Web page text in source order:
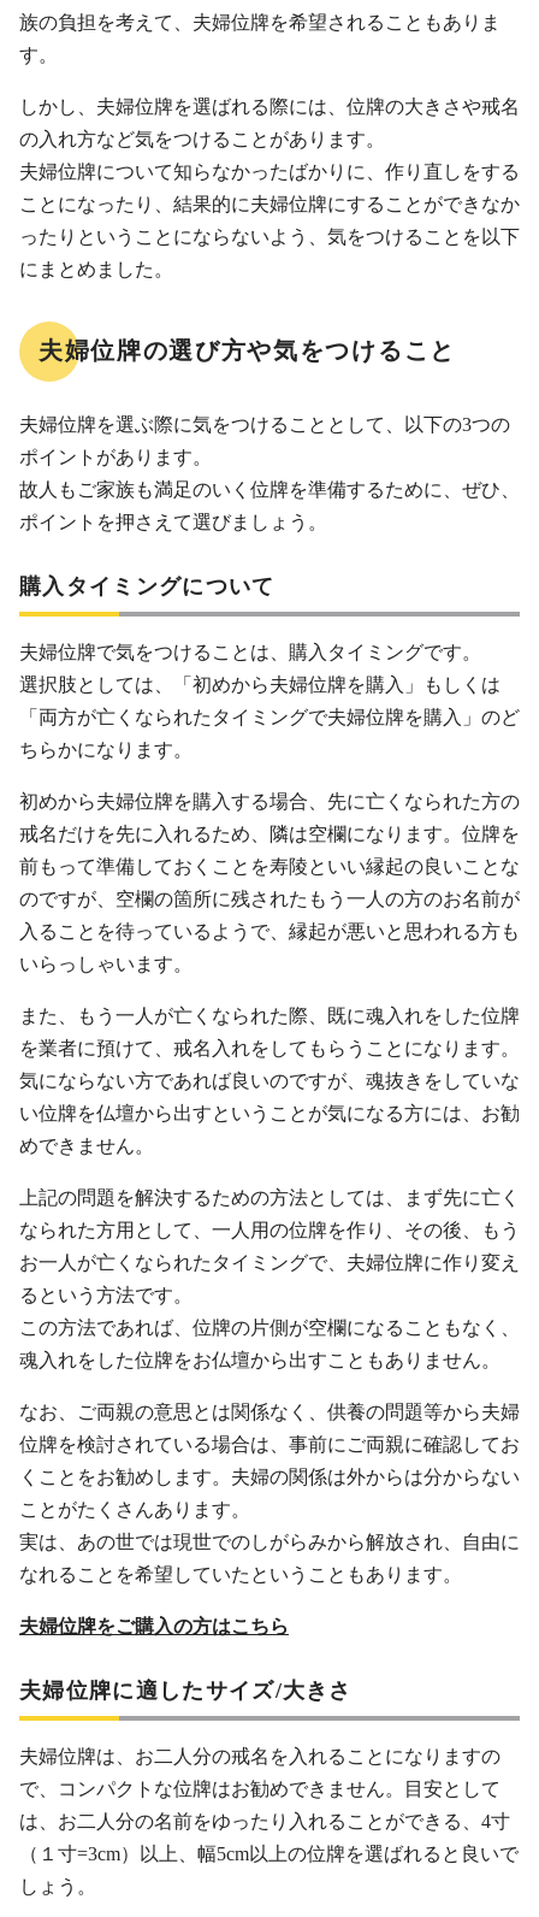
族の負担を考えて、夫婦位牌を希望されることもありま
す。
しかし、夫婦位牌を選ばれる際には、位牌の大きさや戒名
の入れ方など気をつけることがあります。
夫婦位牌について知らなかったばかりに、作り直しをする
ことになったり、結果的に夫婦位牌にすることができなか
ったりということにならないよう、気をつけることを以下
にまとめました。
夫婦位牌の選び方や気をつけること
夫婦位牌を選ぶ際に気をつけることとして、以下の3つの
ポイントがあります。
故人もご家族も満足のいく位牌を準備するために、ぜひ、
ポイントを押さえて選びましょう。
購入タイミングについて
夫婦位牌で気をつけることは、購入タイミングです。
選択肢としては、「初めから夫婦位牌を購入」もしくは
「両方が亡くなられたタイミングで夫婦位牌を購入」のど
ちらかになります。
初めから夫婦位牌を購入する場合、先に亡くなられた方の
戒名だけを先に入れるため、隣は空欄になります。位牌を
前もって準備しておくことを寿陵といい縁起の良いことな
のですが、空欄の箇所に残されたもう一人の方のお名前が
入ることを待っているようで、縁起が悪いと思われる方も
いらっしゃいます。
また、もう一人が亡くなられた際、既に魂入れをした位牌
を業者に預けて、戒名入れをしてもらうことになります。
気にならない方であれば良いのですが、魂抜きをしていな
い位牌を仏壇から出すということが気になる方には、お勧
めできません。
上記の問題を解決するための方法としては、まず先に亡く
なられた方用として、一人用の位牌を作り、その後、もう
お一人が亡くなられたタイミングで、夫婦位牌に作り変え
るという方法です。
この方法であれば、位牌の片側が空欄になることもなく、
魂入れをした位牌をお仏壇から出すこともありません。
なお、ご両親の意思とは関係なく、供養の問題等から夫婦
位牌を検討されている場合は、事前にご両親に確認してお
くことをお勧めします。夫婦の関係は外からは分からない
ことがたくさんあります。
実は、あの世では現世でのしがらみから解放され、自由に
なれることを希望していたということもあります。
夫婦位牌をご購入の方はこちら
夫婦位牌に適したサイズ/大きさ
夫婦位牌は、お二人分の戒名を入れることになりますの
で、コンパクトな位牌はお勧めできません。目安として
は、お二人分の名前をゆったり入れることができる、4寸
（１寸=3cm）以上、幅5cm以上の位牌を選ばれると良いで
しょう。